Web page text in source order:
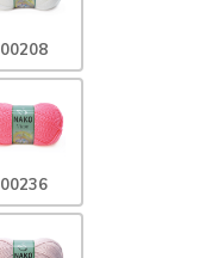
00208
00236